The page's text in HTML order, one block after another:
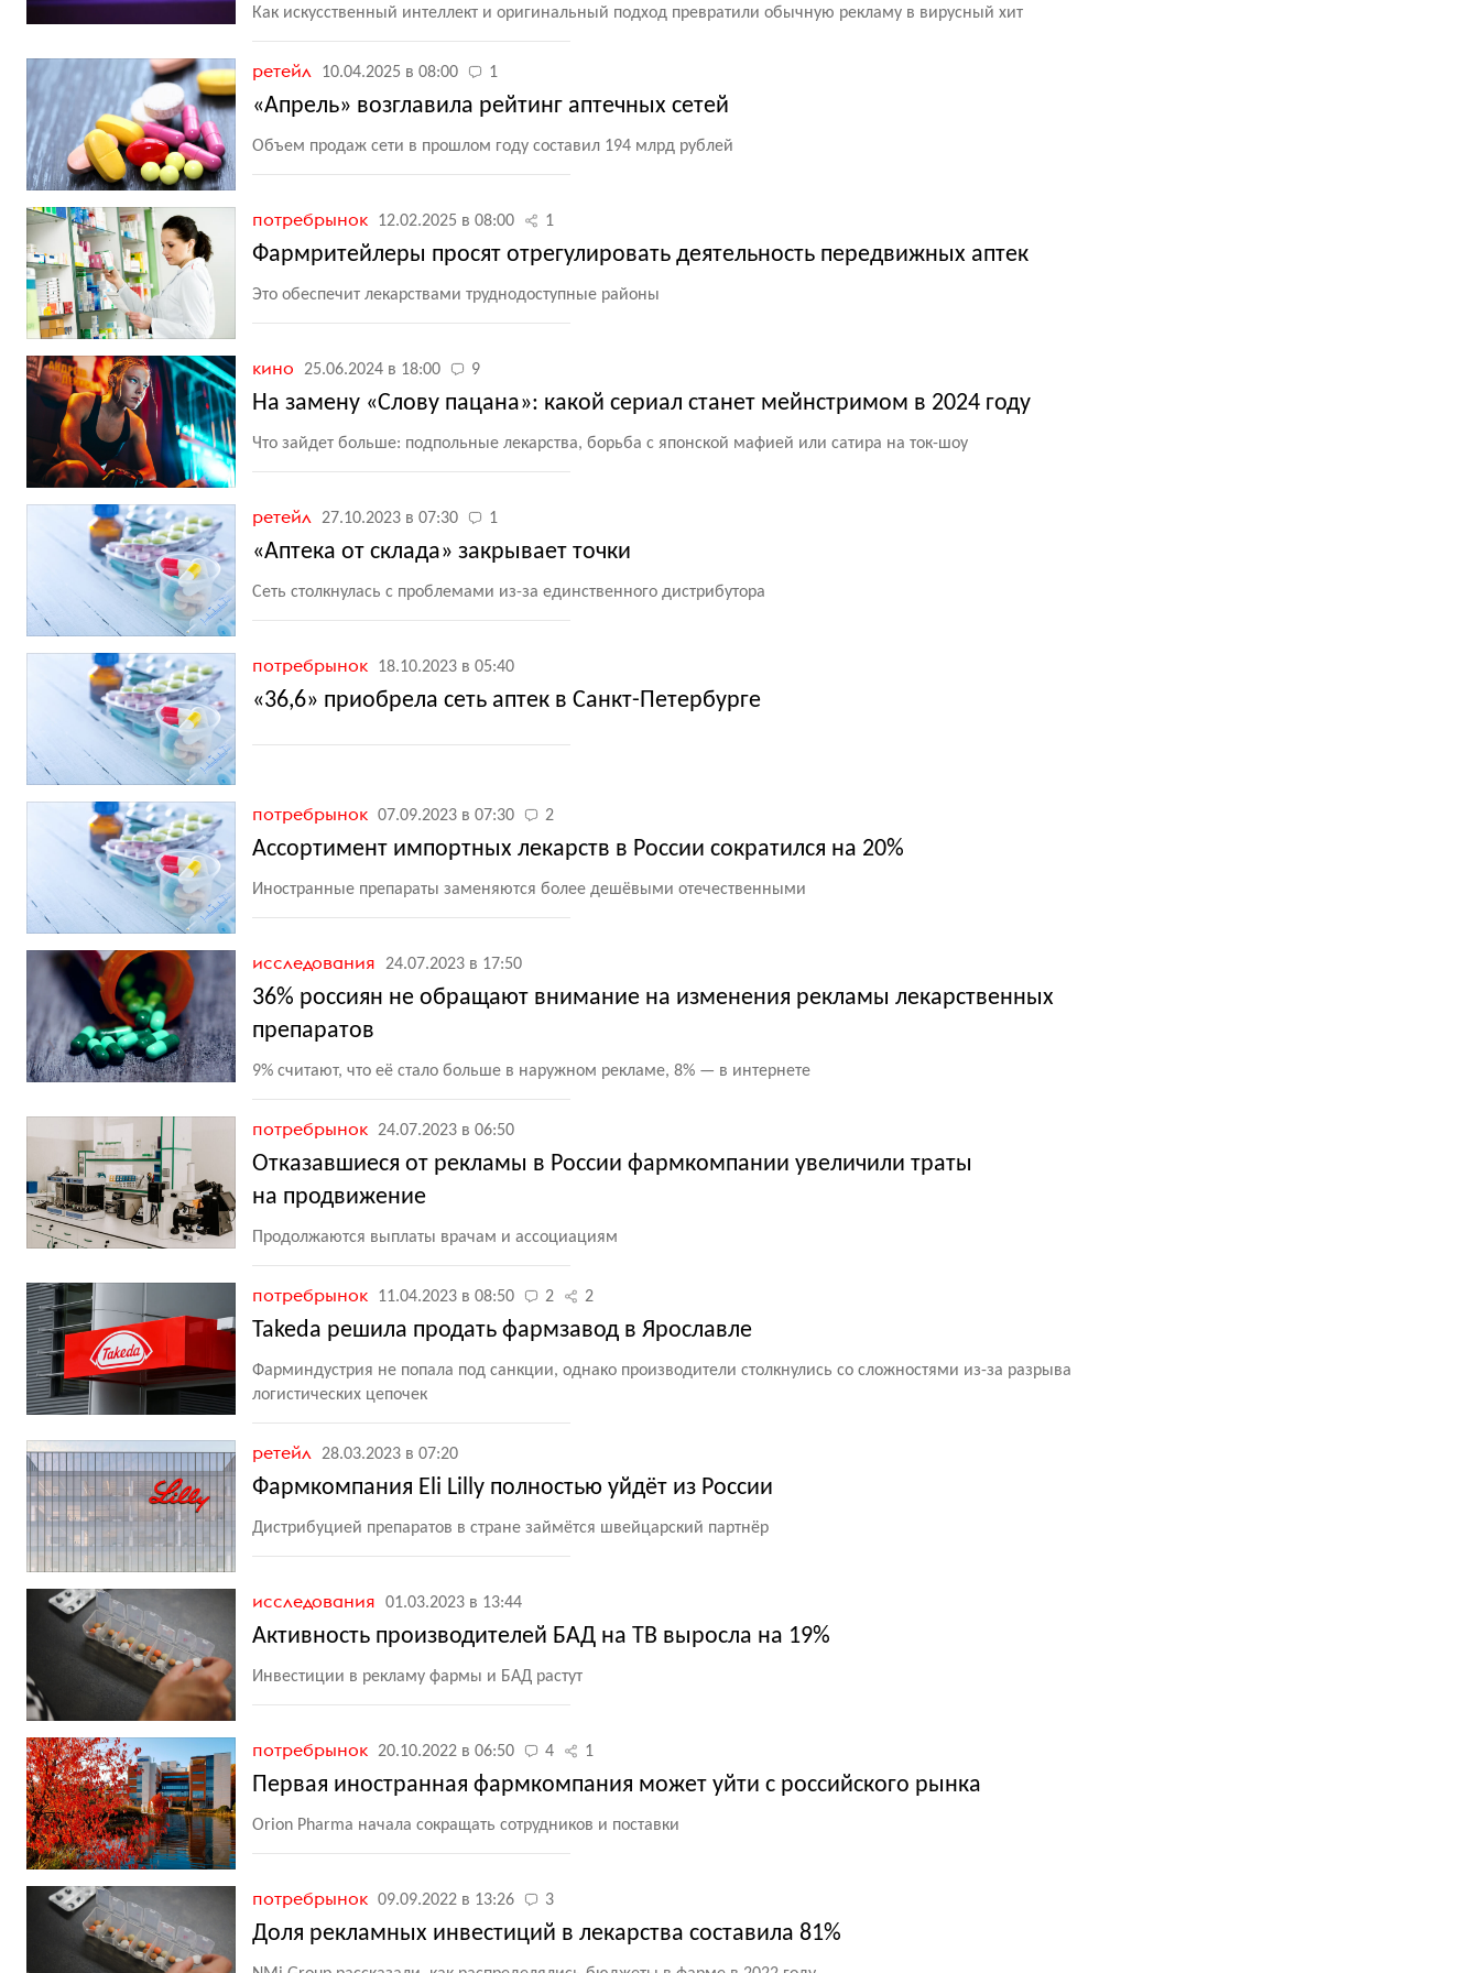
Как искусственный интеллект и оригинальный подход превратили обычную рекламу в вирусный хит
ретейл 10.04.2025 в 08:00 1
«Апрель» возглавила рейтинг аптечных сетей
Объем продаж сети в прошлом году составил 194 млрд рублей
потребрынок 12.02.2025 в 08:00 1
Фармритейлеры просят отрегулировать деятельность передвижных аптек
Это обеспечит лекарствами труднодоступные районы
кино 25.06.2024 в 18:00 9
На замену «Слову пацана»: какой сериал станет мейнстримом в 2024 году
Что зайдет больше: подпольные лекарства, борьба с японской мафией или сатира на ток-шоу
ретейл 27.10.2023 в 07:30 1
«Аптека от склада» закрывает точки
Сеть столкнулась с проблемами из-за единственного дистрибутора
потребрынок 18.10.2023 в 05:40
«36,6» приобрела сеть аптек в Санкт-Петербурге
потребрынок 07.09.2023 в 07:30 2
Ассортимент импортных лекарств в России сократился на 20%
Иностранные препараты заменяются более дешёвыми отечественными
исследования 24.07.2023 в 17:50
36% россиян не обращают внимание на изменения рекламы лекарственных
препаратов
9% считают, что её стало больше в наружном рекламе, 8% — в интернете
потребрынок 24.07.2023 в 06:50
Отказавшиеся от рекламы в России фармкомпании увеличили траты
на продвижение
Продолжаются выплаты врачам и ассоциациям
потребрынок 11.04.2023 в 08:50 2 2
Takeda решила продать фармзавод в Ярославле
Фарминдустрия не попала под санкции, однако производители столкнулись со сложностями из-за разрыва
логистических цепочек
ретейл 28.03.2023 в 07:20
Фармкомпания Eli Lilly полностью уйдёт из России
Дистрибуцией препаратов в стране займётся швейцарский партнёр
исследования 01.03.2023 в 13:44
Активность производителей БАД на ТВ выросла на 19%
Инвестиции в рекламу фармы и БАД растут
потребрынок 20.10.2022 в 06:50 4 1
Первая иностранная фармкомпания может уйти с российского рынка
Orion Pharma начала сокращать сотрудников и поставки
потребрынок 09.09.2022 в 13:26 3
Доля рекламных инвестиций в лекарства составила 81%